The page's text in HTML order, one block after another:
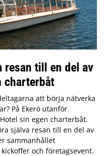
resan till en del av
charterbåt
att börja nätverka
På Ekerö utanför
sin egen charterbåt.
själva resan till en del av
sammanhållet
och företagsevent.